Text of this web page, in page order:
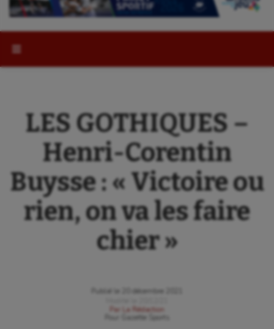
LES GOTHIQUES –
Henri-Corentin
Buysse : « Victoire ou
rien, on va les faire
chier »
Publié le
20 décembre 2021
Par
La Rédaction
Gazette Sports